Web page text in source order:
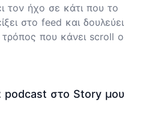
τον ήχο σε κάτι που το
στο feed και δουλεύει
που κάνει scroll ο
podcast στο Story μου